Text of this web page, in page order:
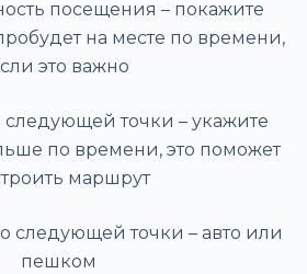
посещения – покажите
на месте по времени,
это важно
следующей точки – укажите
по времени, это поможет
маршрут
следующей точки – авто или
пешком